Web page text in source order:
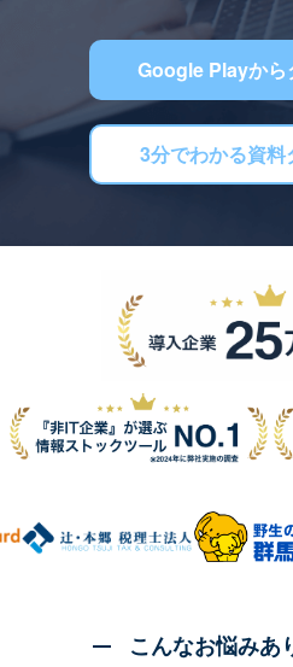
Google Playから
3分でわかる資料
こんなお悩みあ